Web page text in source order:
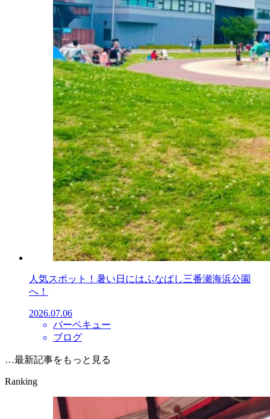
人気スポット！暑い日にはふなばし三番瀬海浜公園
へ！
2026.07.06
バーベキュー
ブログ
…最新記事をもっと見る
Ranking